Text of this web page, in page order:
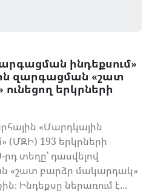
ինդեքսում»
զարգացման «շատ
երկրների
«Մարդկային
(ՄԶԻ) 193 երկրների
րդ տեղը՝ դասվելով
«շատ բարձր մակարդակ»
Ինդեքսը ներառում է...